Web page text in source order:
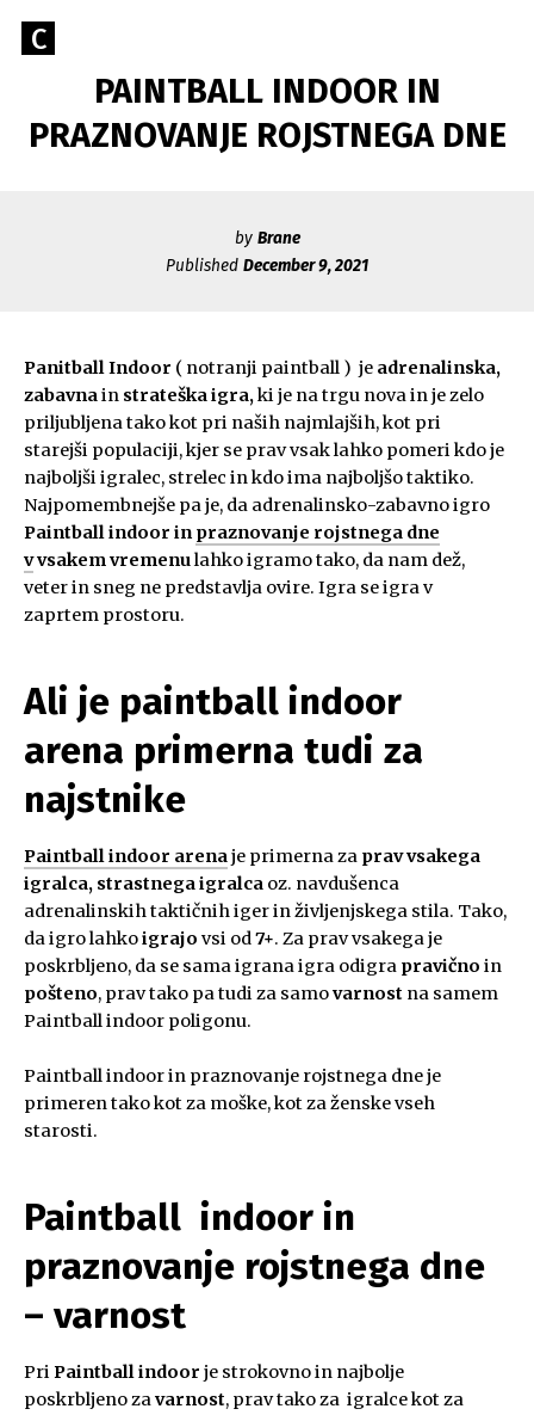
Go
home
page
C
CAERUS
Caerus
BlogPAINTBALL INDOOR IN
PRAZNOVANJE ROJSTNEGA DNE
by Brane
Published December 9, 2021
Panitball Indoor ( notranji paintball ) je adrenalinska,
zabavnain strateška igra,ki je na trgu nova in je zelo
priljubljena tako kot pri naših najmlajših, kot pri
starejši populaciji, kjer se prav vsak lahko pomeri kdo je
najboljši igralec, strelec in kdo ima najboljšo taktiko.
Najpomembnejše pa je, da adrenalinsko-zabavno igro
Paintball indoor in praznovanje rojstnega dne
vvsakem vremenulahko igramo tako, da nam dež,
veter in sneg ne predstavlja ovire. Igra se igra v
zaprtem prostoru.
Ali je paintball indoor
arena primerna tudi za
najstnike
Paintball indoor arenaje primerna za prav vsakega
igralca, strastnega igralca oz. navdušenca
adrenalinskih taktičnih iger in življenjskega stila. Tako,
da igro lahkoigrajo vsi od7+. Za prav vsakega je
poskrbljeno, da se sama igrana igra odigra pravičnoin
pošteno, prav tako pa tudi za samovarnost na samem
Paintball indoor poligonu.
Paintball indoor in praznovanje rojstnega dne je
primeren tako kot za moške, kot za ženske vseh
starosti.
Paintball indoor in
praznovanje rojstnega dne
– varnost
PriPaintball indoor je strokovno in najbolje
poskrbljeno zavarnost, prav tako za igralce kot za